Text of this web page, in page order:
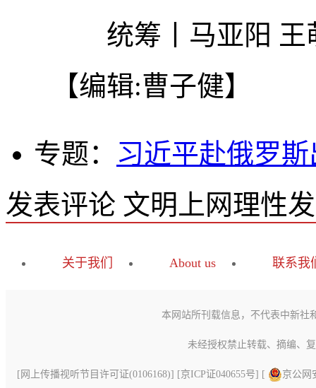
统筹丨马亚阳 王
【编辑:曹子健】
专题： 习近平赴俄罗
发表评论 文明上网理性
关于我们 About us 联系我
本网站所刊载信息，不代表中新社
未经授权禁止转载、摘编、
[ 网上传播视听节目许可证(0106168)] [京ICP证040655号] [ 京公网